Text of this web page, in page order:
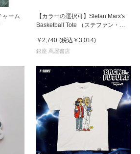
ャーム
【カラーの選択可】Stefan Marx's
Basketball Tote （ステファン・マ
￥2,740 (税込 ￥3,014)
銀座 蔦屋書店